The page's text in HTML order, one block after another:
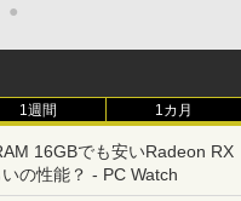
●
1週間 1カ月
16GBでも安いRadeon RX
の性能？ - PC Watch